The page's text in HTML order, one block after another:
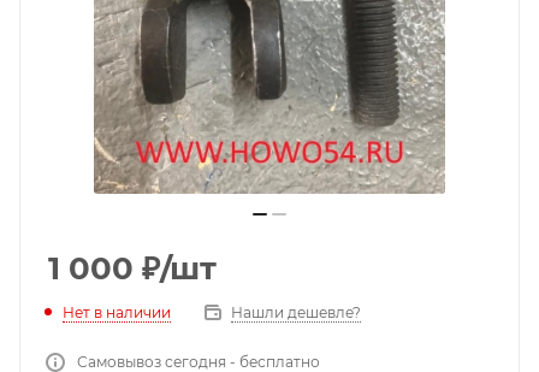
1 000 ₽/шт
Нет в наличии Нашли дешевле?
Самовывоз сегодня - бесплатно